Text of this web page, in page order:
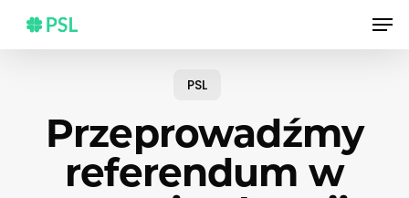
main
PSL
Przeprowadźmy
referendum w